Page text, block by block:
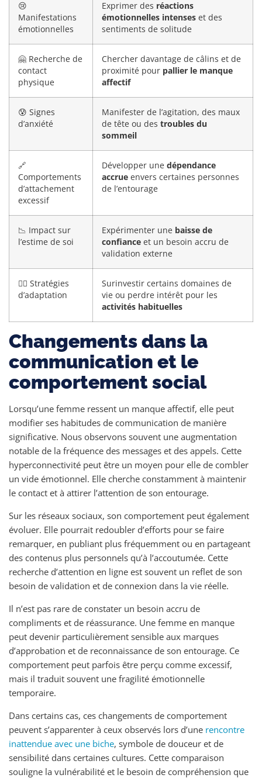
😢
Manifestations
émotionnelles
Exprimer des réactions
émotionnelles intenses et des
sentiments de solitude
🤗 Recherche de
contact
physique
Chercher davantage de câlins et de
proximité pour pallier le manque
affectif
😰 Signes
d’anxiété
Manifester de l’agitation, des maux
de tête ou des troubles du
sommeil
🔗
Comportements
d’attachement
excessif
Développer une dépendance
accrue envers certaines personnes
de l’entourage
📉 Impact sur
l’estime de soi
Expérimenter une baisse de
confiance et un besoin accru de
validation externe
🏃‍♀️ Stratégies
d’adaptation
Surinvestir certains domaines de
vie ou perdre intérêt pour les
activités habituelles
Changements dans la
communication et le
comportement social
Lorsqu’une femme ressent un manque affectif, elle peut
modifier ses habitudes de communication de manière
significative. Nous observons souvent une augmentation
notable de la fréquence des messages et des appels. Cette
hyperconnectivité peut être un moyen pour elle de combler
un vide émotionnel. Elle cherche constamment à maintenir
le contact et à attirer l’attention de son entourage.
Sur les réseaux sociaux, son comportement peut également
évoluer. Elle pourrait redoubler d’efforts pour se faire
remarquer, en publiant plus fréquemment ou en partageant
des contenus plus personnels qu’à l’accoutumée. Cette
recherche d’attention en ligne est souvent un reflet de son
besoin de validation et de connexion dans la vie réelle.
Il n’est pas rare de constater un besoin accru de
compliments et de réassurance. Une femme en manque
peut devenir particulièrement sensible aux marques
d’approbation et de reconnaissance de son entourage. Ce
comportement peut parfois être perçu comme excessif,
mais il traduit souvent une fragilité émotionnelle
temporaire.
Dans certains cas, ces changements de comportement
peuvent s’apparenter à ceux observés lors d’une rencontre
inattendue avec une biche, symbole de douceur et de
sensibilité dans certaines cultures. Cette comparaison
souligne la vulnérabilité et le besoin de compréhension que